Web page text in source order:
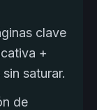
clave
+
saturar.
de